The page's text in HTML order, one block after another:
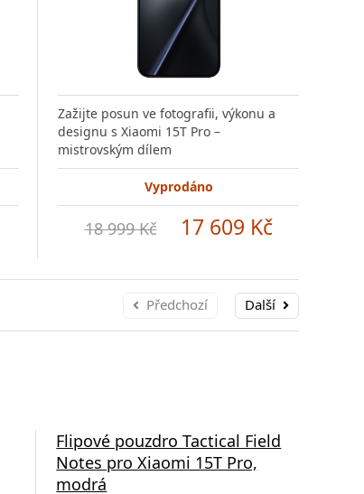
Zažijte posun ve fotografii, výkonu a
designu s Xiaomi 15T Pro –
mistrovským dílem
Vyprodáno
18 999 Kč 17 609 Kč
Předchozí Další
Flipové pouzdro Tactical Field
Notes pro Xiaomi 15T Pro,
modrá